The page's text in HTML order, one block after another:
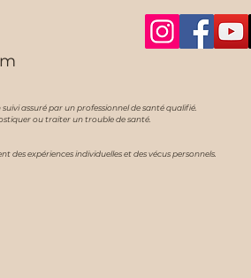
assuré par un professionnel de santé qualifié.
ou traiter un trouble de santé.
expériences individuelles et des vécus personnels.